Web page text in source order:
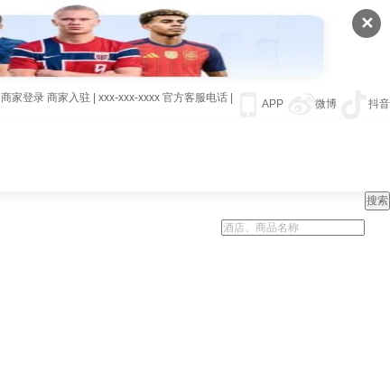
✕
APP 微博 抖音
商家登录 商家入驻 xxx-xxx-xxxx 官方客服电话